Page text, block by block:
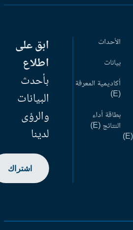
الأحداث
بيانات
أكاديمية المعرفة
بطاقة أداء
النتائج (E)
ابق على
اطلاع
بأحدث
البيانات
والرؤى
لدينا
اشتراك